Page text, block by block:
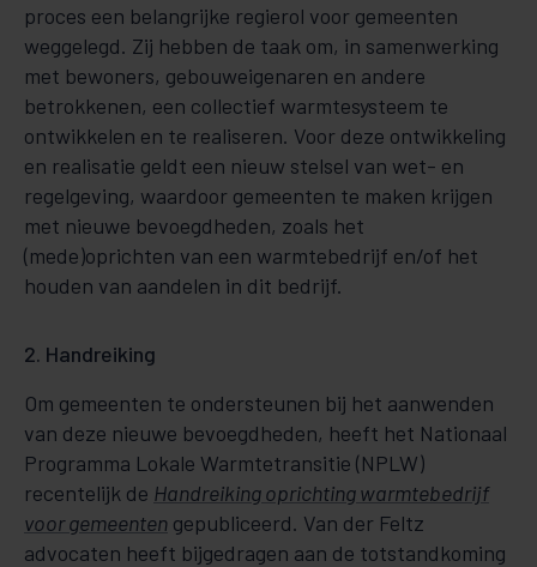
proces een belangrijke regierol voor gemeenten
weggelegd. Zij hebben de taak om, in samenwerking
met bewoners, gebouweigenaren en andere
betrokkenen, een collectief warmtesysteem te
ontwikkelen en te realiseren. Voor deze ontwikkeling
en realisatie geldt een nieuw stelsel van wet- en
regelgeving, waardoor gemeenten te maken krijgen
met nieuwe bevoegdheden, zoals het
(mede)oprichten van een warmtebedrijf en/of het
houden van aandelen in dit bedrijf.
2. Handreiking
Om gemeenten te ondersteunen bij het aanwenden
van deze nieuwe bevoegdheden, heeft het Nationaal
Programma Lokale Warmtetransitie (NPLW)
recentelijk de Handreiking oprichting warmtebedrijf
voor gemeenten gepubliceerd. Van der Feltz
advocaten heeft bijgedragen aan de totstandkoming